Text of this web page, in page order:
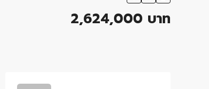
2,624,000 บาท